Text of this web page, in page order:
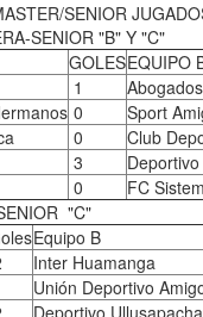
SENIOR
SENIOR "B" Y "C"
GOLESEQUIPO
1
0 Sport
0 Club
3
0 FC
"C"
Equipo B
Inter Huamanga
Unión Deportivo
Deportivo